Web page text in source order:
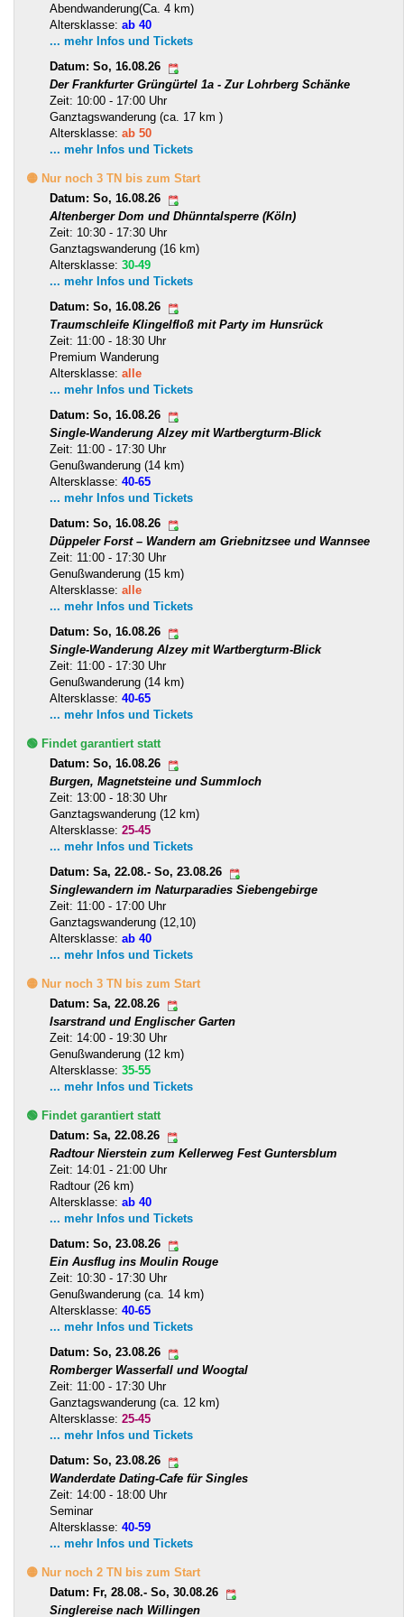
Abendwanderung(Ca. 4 km)
Altersklasse: ab 40
... mehr Infos und Tickets
Datum: So, 16.08.26
Der Frankfurter Grüngürtel 1a - Zur Lohrberg Schänke
Zeit: 10:00 - 17:00 Uhr
Ganztagswanderung (ca. 17 km )
Altersklasse: ab 50
... mehr Infos und Tickets
🟡 Nur noch 3 TN bis zum Start
Datum: So, 16.08.26
Altenberger Dom und Dhünntalsperre (Köln)
Zeit: 10:30 - 17:30 Uhr
Ganztagswanderung (16 km)
Altersklasse: 30-49
... mehr Infos und Tickets
Datum: So, 16.08.26
Traumschleife Klingelfloß mit Party im Hunsrück
Zeit: 11:00 - 18:30 Uhr
Premium Wanderung
Altersklasse: alle
... mehr Infos und Tickets
Datum: So, 16.08.26
Single-Wanderung Alzey mit Wartbergturm-Blick
Zeit: 11:00 - 17:30 Uhr
Genußwanderung (14 km)
Altersklasse: 40-65
... mehr Infos und Tickets
Datum: So, 16.08.26
Düppeler Forst – Wandern am Griebnitzsee und Wannsee
Zeit: 11:00 - 17:30 Uhr
Genußwanderung (15 km)
Altersklasse: alle
... mehr Infos und Tickets
Datum: So, 16.08.26
Single-Wanderung Alzey mit Wartbergturm-Blick
Zeit: 11:00 - 17:30 Uhr
Genußwanderung (14 km)
Altersklasse: 40-65
... mehr Infos und Tickets
🟢 Findet garantiert statt
Datum: So, 16.08.26
Burgen, Magnetsteine und Summloch
Zeit: 13:00 - 18:30 Uhr
Ganztagswanderung (12 km)
Altersklasse: 25-45
... mehr Infos und Tickets
Datum: Sa, 22.08.- So, 23.08.26
Singlewandern im Naturparadies Siebengebirge
Zeit: 11:00 - 17:00 Uhr
Ganztagswanderung (12,10)
Altersklasse: ab 40
... mehr Infos und Tickets
🟡 Nur noch 3 TN bis zum Start
Datum: Sa, 22.08.26
Isarstrand und Englischer Garten
Zeit: 14:00 - 19:30 Uhr
Genußwanderung (12 km)
Altersklasse: 35-55
... mehr Infos und Tickets
🟢 Findet garantiert statt
Datum: Sa, 22.08.26
Radtour Nierstein zum Kellerweg Fest Guntersblum
Zeit: 14:01 - 21:00 Uhr
Radtour (26 km)
Altersklasse: ab 40
... mehr Infos und Tickets
Datum: So, 23.08.26
Ein Ausflug ins Moulin Rouge
Zeit: 10:30 - 17:30 Uhr
Genußwanderung (ca. 14 km)
Altersklasse: 40-65
... mehr Infos und Tickets
Datum: So, 23.08.26
Romberger Wasserfall und Woogtal
Zeit: 11:00 - 17:30 Uhr
Ganztagswanderung (ca. 12 km)
Altersklasse: 25-45
... mehr Infos und Tickets
Datum: So, 23.08.26
Wanderdate Dating-Cafe für Singles
Zeit: 14:00 - 18:00 Uhr
Seminar
Altersklasse: 40-59
... mehr Infos und Tickets
🟡 Nur noch 2 TN bis zum Start
Datum: Fr, 28.08.- So, 30.08.26
Singlereise nach Willingen